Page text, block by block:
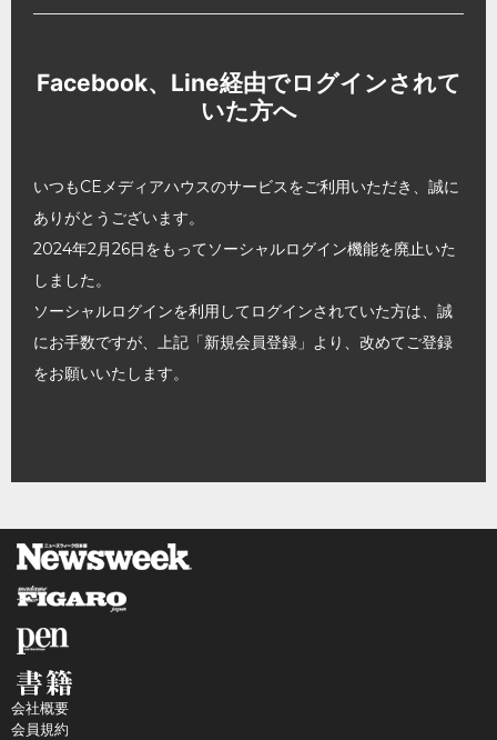
Facebook、Line経由でログインされて
いた方へ
いつもCEメディアハウスのサービスをご利用いただき、誠に
ありがとうございます。
2024年2月26日をもってソーシャルログイン機能を廃止いた
しました。
ソーシャルログインを利用してログインされていた方は、誠
にお手数ですが、上記「新規会員登録」より、改めてご登録
をお願いいたします。
会社概要
会員規約